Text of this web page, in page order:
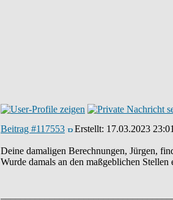
Beitrag #117553 Erstellt: 17.03.2023
Deine damaligen Berechnungen, Jürgen,
Wurde damals an den maßgeblichen